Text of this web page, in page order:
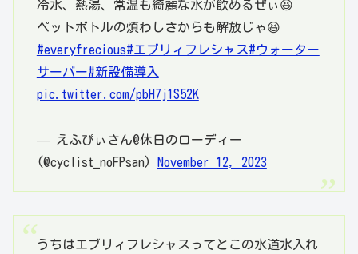
冷水、熱湯、常温も綺麗な水が飲めるぜぃ😆
ペットボトルの煩わしさからも解放じゃ😆
#everyfrecious#エブリィフレシャス#ウォーター
サーバー#新設備導入
pic.twitter.com/pbH7j1S52K
— えふぴぃさん@休日のローディー
(@cyclist_noFPsan)
November 12, 2023
うちはエブリィフレシャスってとこの水道水入れ